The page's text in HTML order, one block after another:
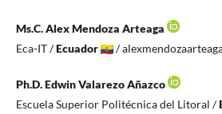
Ms.C. Alex Mendoza Arteaga
Eca-IT /Ecuador /
Ph.D. Edwin Valarezo Añazco
Escuela Superior Politécnica del Litoral /